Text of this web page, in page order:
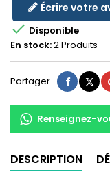
Écrire votre
 Disponible
En stock:2 Produits
Partager Partager
Renseignez-
DESCRIPTION